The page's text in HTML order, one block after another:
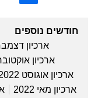
חודשים נוספים
ארכיון דצמבר
ארכיון אוקטובר
ארכיון אוגוסט 2022
ארכיון מאי 2022